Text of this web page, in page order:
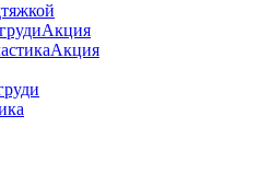
Акция
Акция